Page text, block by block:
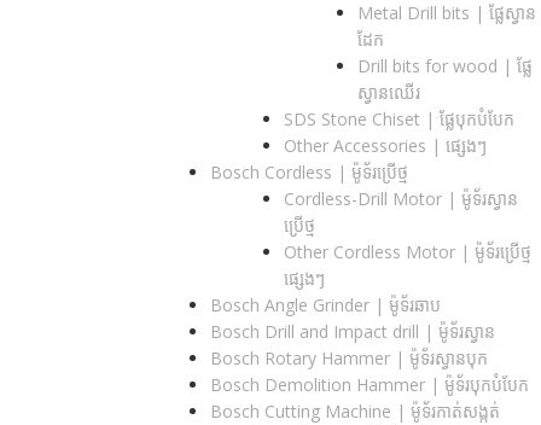
Metal Drill bits |​ ផ្លែស្វាន
ដែក
Drill bits for wood |​ ផ្លែ
ស្វានឈើរ
SDS Stone Chiset |​ ផ្លែបុកបំបែក
Other Accessories | ផ្សេងៗ
Bosch Cordless | ម៉ូទ័រប្រើថ្ម
Cordless-Drill Motor | ម៉ូទ័រស្វាន
ប្រើថ្ម
Other Cordless Motor | ម៉ូទ័រប្រើថ្ម
ផ្សេងៗ
Bosch Angle Grinder | ម៉ូទ័រឆាប
Bosch Drill and Impact drill | ម៉ូទ័រស្វាន
Bosch Rotary Hammer | ម៉ូទ័រស្វានបុក
Bosch Demolition Hammer | ម៉ូទ័របុកបំបែក
Bosch Cutting Machine | ម៉ូទ័រកាត់សង្កត់